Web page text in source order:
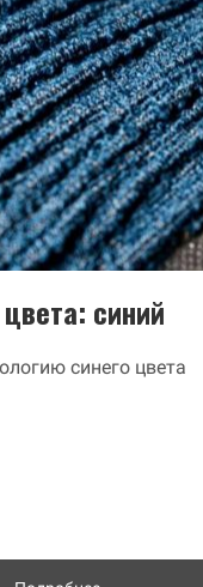
синий
синего цвета